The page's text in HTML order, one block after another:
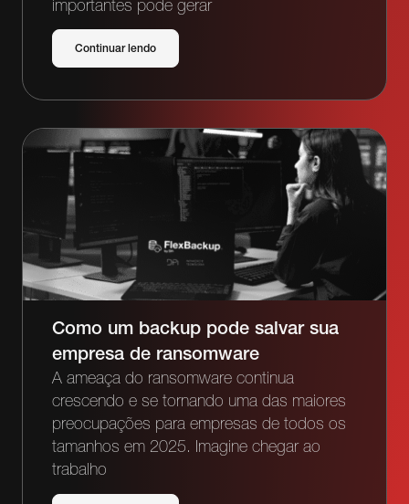
importantes pode gerar
Continuar lendo
Como um backup pode salvar sua
empresa de ransomware
A ameaça do ransomware continua
crescendo e se tornando uma das maiores
preocupações para empresas de todos os
tamanhos em 2025. Imagine chegar ao
trabalho